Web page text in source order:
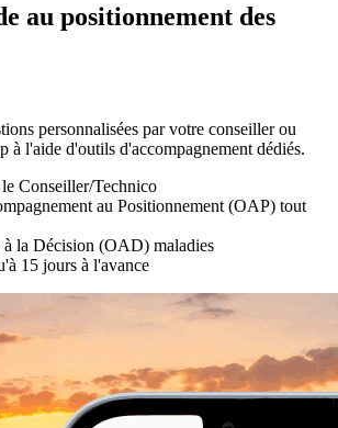
au positionnement des
personnalisées par votre conseiller ou
à l'aide d'outils d'accompagnement dédiés.
le Conseiller/Technico
au Positionnement (OAP) tout
la Décision (OAD) maladies
15 jours à l'avance